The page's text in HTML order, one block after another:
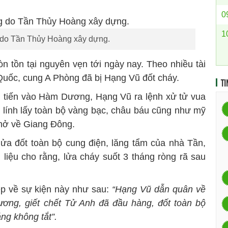
Tần Thủy Hoàng xây dựng.
tồn tại nguyên vẹn tới ngày nay. Theo nhiều tài
cung A Phòng đã bị Hạng Vũ đốt cháy.
vào Hàm Dương, Hạng Vũ ra lệnh xử tử vua
lấy toàn bộ vàng bạc, châu báu cũng như mỹ
về Giang Đông.
đốt toàn bộ cung điện, lăng tẩm của nhà Tần,
cho rằng, lửa cháy suốt 3 tháng ròng rã sau
về sự kiện này như sau: “Hạng Vũ dẫn quân về
giết chết Tử Anh đã đầu hàng, đốt toàn bộ
không tắt”.